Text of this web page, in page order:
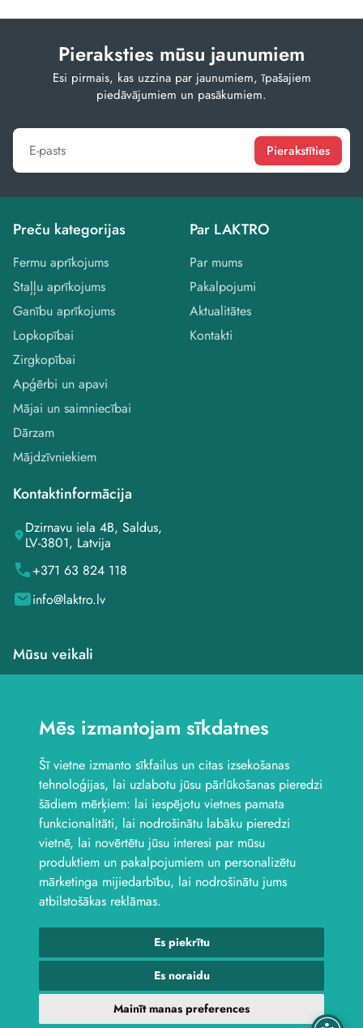
Mēs izmantojam sīkdatnes
Šī vietne izmanto sīkfailus un citas izsekošanas
tehnoloģijas, lai uzlabotu jūsu pārlūkošanas pieredzi
šādiem mērķiem: lai iespējotu vietnes pamata
funkcionalitāti, lai nodrošinātu labāku pieredzi
vietnē, lai novērtētu jūsu interesi par mūsu
produktiem un pakalpojumiem un personalizētu
mārketinga mijiedarbību, lai nodrošinātu jums
atbilstošākas reklāmas.
Es piekrītu
Es noraidu
Mainīt manas preferences
Pieraksties mūsu jaunumiem
Esi pirmais, kas uzzina par jaunumiem, īpašajiem
piedāvājumiem un pasākumiem.
Pierakstīties
Preču kategorijas
Fermu aprīkojums
Staļļu aprīkojums
Ganību aprīkojums
Lopkopībai
Zirgkopībai
Apģērbi un apavi
Mājai un saimniecībai
Dārzam
Mājdzīvniekiem
Par LAKTRO
Par mums
Pakalpojumi
Aktualitātes
Kontakti
Kontaktinformācija
Dzirnavu iela 4B, Saldus,
LV-3801, Latvija
+371 63 824 118
info@laktro.lv
Mūsu veikali
Veikals Saldū, Kuldīgas
Veikals Jelgavā, Aviācijas
iela 8B
Seko mums
© 2026 Laktro. Visas tiesības aizsargātas.webbuilding.lvinterneta
veikalu izstrāde
Atteikuma veidlapa
Privātuma politika